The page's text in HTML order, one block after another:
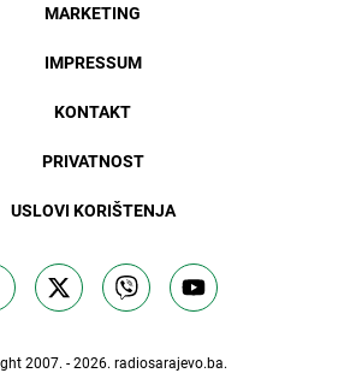
MARKETING
IMPRESSUM
KONTAKT
PRIVATNOST
USLOVI KORIŠTENJA
2007. - 2026. radiosarajevo.ba.